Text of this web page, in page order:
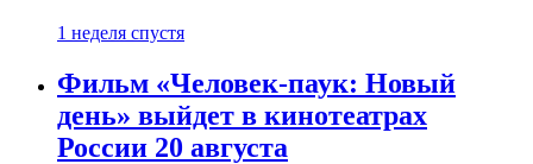
1 неделя спустя
Фильм «Человек-паук: Новый
день» выйдет в кинотеатрах
России 20 августа